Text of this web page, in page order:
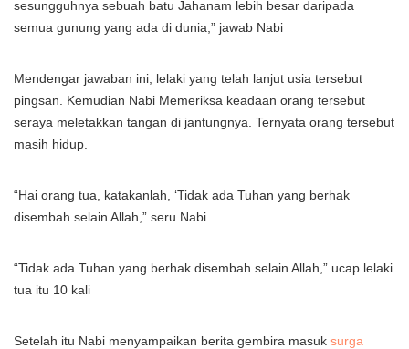
sesungguhnya sebuah batu Jahanam lebih besar daripada
semua gunung yang ada di dunia,” jawab Nabi
Mendengar jawaban ini, lelaki yang telah lanjut usia tersebut
pingsan. Kemudian Nabi Memeriksa keadaan orang tersebut
seraya meletakkan tangan di jantungnya. Ternyata orang tersebut
masih hidup.
“Hai orang tua, katakanlah, ‘Tidak ada Tuhan yang berhak
disembah selain Allah,” seru Nabi
“Tidak ada Tuhan yang berhak disembah selain Allah,” ucap lelaki
tua itu 10 kali
Setelah itu Nabi menyampaikan berita gembira masuk surga